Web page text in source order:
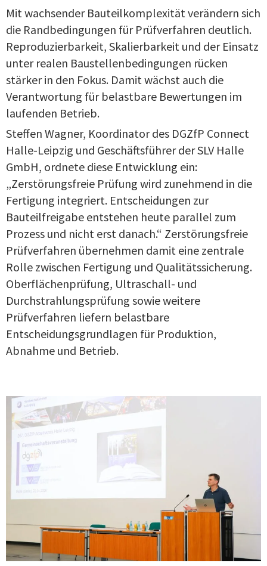
Mit wachsender Bauteilkomplexität verändern sich
die Randbedingungen für Prüfverfahren deutlich.
Reproduzierbarkeit, Skalierbarkeit und der Einsatz
unter realen Baustellenbedingungen rücken
stärker in den Fokus. Damit wächst auch die
Verantwortung für belastbare Bewertungen im
laufenden Betrieb.
Steffen Wagner, Koordinator des DGZfP Connect
Halle-Leipzig und Geschäftsführer der SLV Halle
GmbH, ordnete diese Entwicklung ein:
„Zerstörungsfreie Prüfung wird zunehmend in die
Fertigung integriert. Entscheidungen zur
Bauteilfreigabe entstehen heute parallel zum
Prozess und nicht erst danach.“ Zerstörungsfreie
Prüfverfahren übernehmen damit eine zentrale
Rolle zwischen Fertigung und Qualitätssicherung.
Oberflächenprüfung, Ultraschall- und
Durchstrahlungsprüfung sowie weitere
Prüfverfahren liefern belastbare
Entscheidungsgrundlagen für Produktion,
Abnahme und Betrieb.